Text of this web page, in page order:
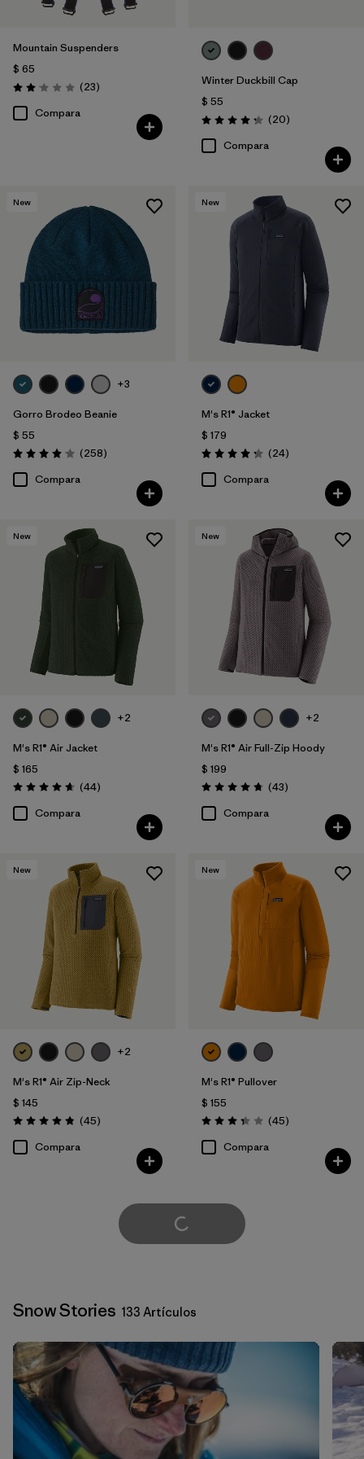
Mountain Suspenders
$ 65
Valoración: 2.0 / 5
(23Comentarios
)
Compara
Winter Duckbill Cap
$ 55
Valoración: 4.3 / 5
(20Comentarios
)
Compara
New
+3
Gorro Brodeo Beanie
$ 55
Valoración: 4.1 / 5
(258Comentarios
)
Compara
New
M's R1® Jacket
$ 179
Valoración: 4.3 / 5
(24Comentarios
)
Compara
New
+2
M's R1® Air Jacket
$ 165
Valoración: 4.7 / 5
(44Comentarios
)
Compara
New
+2
M's R1® Air Full-Zip Hoody
$ 199
Valoración: 4.7 / 5
(43Comentarios
)
Compara
New
+2
M's R1® Air Zip-Neck
$ 145
Valoración: 4.9 / 5
(45Comentarios
)
Compara
New
M's R1® Pullover
$ 155
Valoración: 3.4 / 5
(45Comentarios
)
Compara
Cargar Más
Snow Stories 133 Artículos